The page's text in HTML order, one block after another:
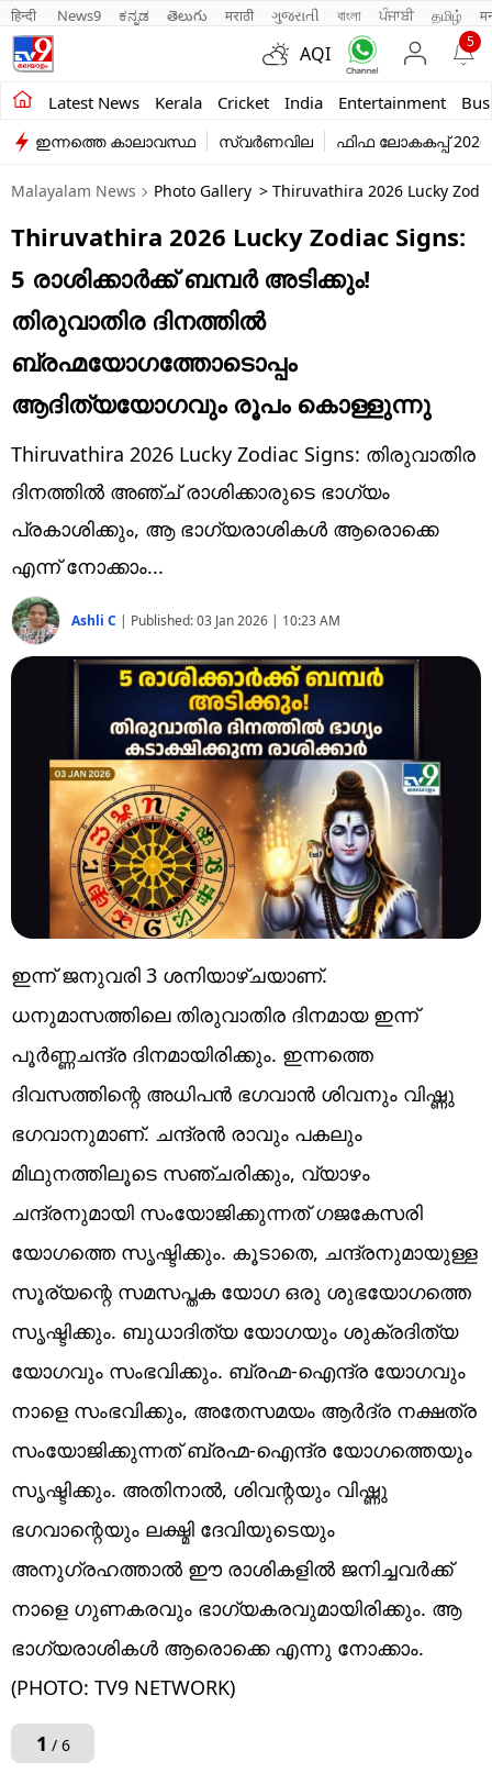
हिन्दी News9 ಕನ್ನಡ తెలుగు मराठी ગુજરાતી বাংলা ਪੰਜਾਬੀ தமிழ்
AQI
5
Latest News Kerala Cricket India Entertainment
Kerala
India
Entertainment
Business
Education
Sports
Lifestyle
world
Technology
Web Story
Photo
Short Videos
ഇന്നത്തെ കാലാവസ്ഥ സ്വർണവില ഫിഫ ലോകകപ്പ് 2026
Malayalam News Photo Gallery > Thiruvathira 2026 Lucky
Thiruvathira 2026 Lucky Zodiac Signs:
5 രാശിക്കാർക്ക് ബമ്പർ അടിക്കും!
തിരുവാതിര ദിനത്തിൽ
ബ്രഹ്മയോഗത്തോടൊപ്പം
ആദിത്യയോഗവും രൂപം കൊള്ളുന്നു
Thiruvathira 2026 Lucky Zodiac Signs: തിരുവാതിര
ദിനത്തിൽ അഞ്ച് രാശിക്കാരുടെ ഭാഗ്യം
പ്രകാശിക്കും, ആ ഭാഗ്യരാശികൾ ആരൊക്കെ
എന്ന് നോക്കാം...
Ashli C | Published:03 Jan 2026 | 10:23 AM
ഇന്ന് ജനുവരി 3 ശനിയാഴ്ചയാണ്.
ധനുമാസത്തിലെ തിരുവാതിര ദിനമായ ഇന്ന്
പൂർണ്ണചന്ദ്ര ദിനമായിരിക്കും. ഇന്നത്തെ
ദിവസത്തിന്റെ അധിപൻ ഭഗവാൻ ശിവനും വിഷ്ണു
ഭഗവാനുമാണ്. ചന്ദ്രൻ രാവും പകലും
മിഥുനത്തിലൂടെ സഞ്ചരിക്കും, വ്യാഴം
ചന്ദ്രനുമായി സംയോജിക്കുന്നത് ഗജകേസരി
യോഗത്തെ സൃഷ്ടിക്കും. കൂടാതെ, ചന്ദ്രനുമായുള്ള
സൂര്യന്റെ സമസപ്തക യോഗ ഒരു ശുഭയോഗത്തെ
സൃഷ്ടിക്കും. ബുധാദിത്യ യോഗയും ശുക്രദിത്യ
യോഗവും സംഭവിക്കും. ബ്രഹ്മ-ഐന്ദ്ര യോഗവും
നാളെ സംഭവിക്കും, അതേസമയം ആർദ്ര നക്ഷത്ര
സംയോജിക്കുന്നത് ബ്രഹ്മ-ഐന്ദ്ര യോഗത്തെയും
സൃഷ്ടിക്കും. അതിനാൽ, ശിവന്റയും വിഷ്ണു
ഭഗവാന്റെയും ലക്ഷ്മി ദേവിയുടെയും
അനുഗ്രഹത്താൽ ഈ രാശികളിൽ ജനിച്ചവർക്ക്
നാളെ ഗുണകരവും ഭാഗ്യകരവുമായിരിക്കും. ആ
ഭാ​ഗ്യരാശികൾ ആരൊക്കെ എന്നു നോക്കാം.
(PHOTO: TV9 NETWORK)
1 / 6